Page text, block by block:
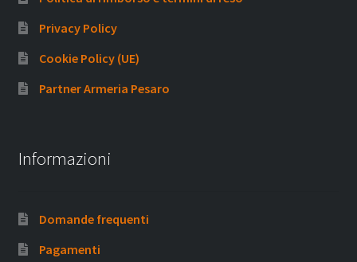
Privacy Policy
Cookie Policy (UE)
Partner Armeria Pesaro
Informazioni
Domande frequenti
Pagamenti